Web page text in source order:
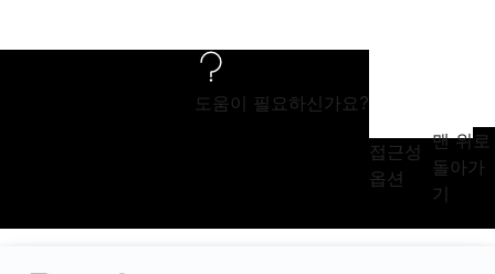
도움이 필요하신가요?
접근성
옵션
맨 위로
돌아가
기